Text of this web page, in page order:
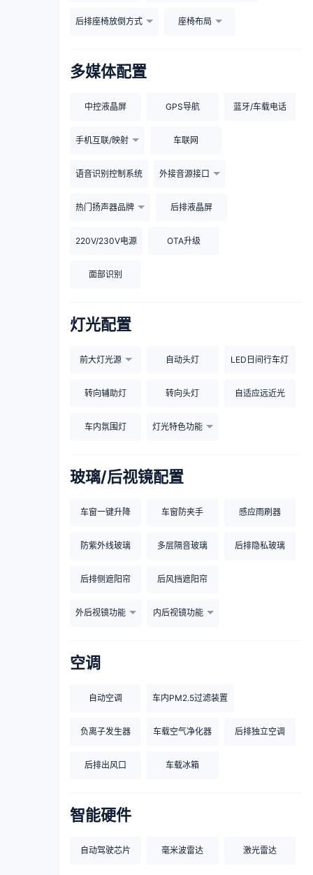
后排座椅放倒方式 座椅布局
多媒体配置
中控液晶屏 GPS导航 蓝牙/车载电话
手机互联/映射 车联网
语音识别控制系统 外接音源接口
热门扬声器品牌 后排液晶屏
220V/230V电源 OTA升级
面部识别
灯光配置
前大灯光源 自动头灯 LED日间行车灯
转向辅助灯 转向头灯 自适应远近光
车内氛围灯 灯光特色功能
玻璃/后视镜配置
车窗一键升降 车窗防夹手 感应雨刷器
防紫外线玻璃 多层隔音玻璃 后排隐私玻璃
后排侧遮阳帘 后风挡遮阳帘
外后视镜功能 内后视镜功能
空调
自动空调 车内PM2.5过滤装置
负离子发生器 车载空气净化器 后排独立空调
后排出风口 车载冰箱
智能硬件
自动驾驶芯片 毫米波雷达 激光雷达